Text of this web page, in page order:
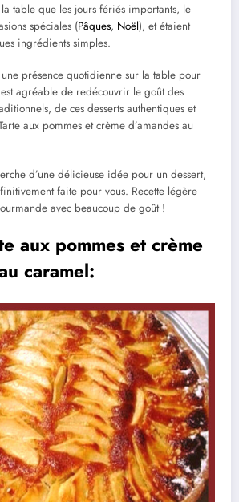
la table que les jours fériés importants, le
spéciales (Pâques, Noël), et étaient
ingrédients simples.
présence quotidienne sur la table pour
agréable de redécouvrir le goût des
de ces desserts authentiques et
aux pommes et crème d’amandes au
d’une délicieuse idée pour un dessert,
faite pour vous. Recette légère
avec beaucoup de goût !
aux pommes et crème
caramel: